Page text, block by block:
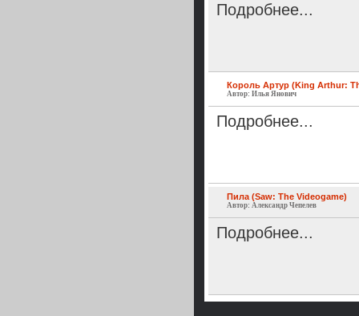
Подробнее...
Король Артур (King Arthur:
Автор: Илья Янович
Подробнее...
Пила (Saw: The Videogame)
Автор: Александр Чепелев
Подробнее...